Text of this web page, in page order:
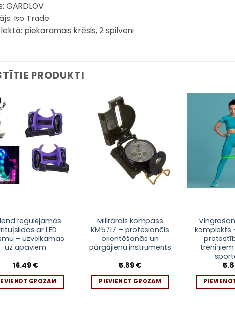
GARDLOV
Iso Trade
piekaramais krēsls, 2 spilveni
PRODUKTI
Pievienot
sarakstam
regulējamās
ar LED
– uzvelkamas
uz apaviem
16.49 €
GROZAM
Militārais kompass
KM5717 – profesionāls
orientēšanās un
pārgājienu instruments
5.89 €
PIEVIENOT GROZAM
komplekts